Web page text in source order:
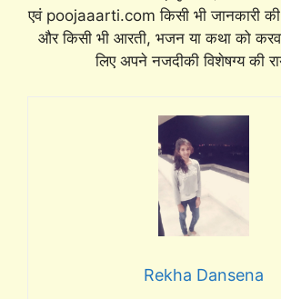
एवं poojaaarti.com किसी भी जानकारी की
और किसी भी आरती, भजन या कथा को
लिए अपने नजदीकी विशेषग्य की
Rekha Dansena